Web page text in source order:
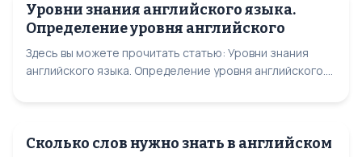
Уровни знания английского языка.
Определение уровня английского
Здесь вы можете прочитать статью: Уровни знания
английского языка. Определение уровня английского....
Сколько слов нужно знать в английском